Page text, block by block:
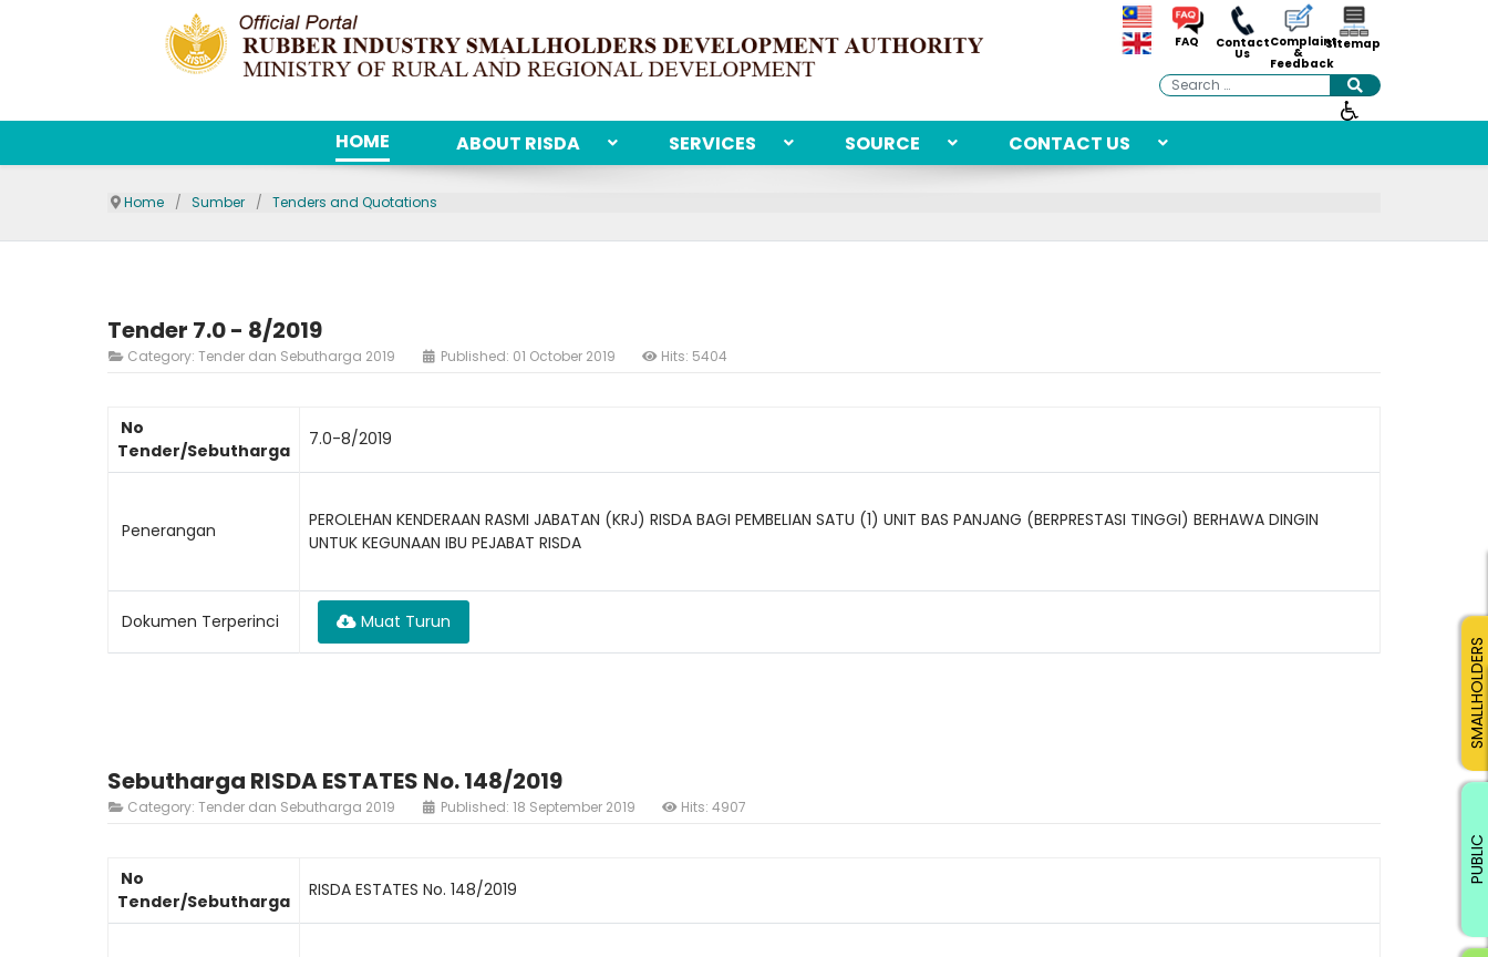
FAQ Contact
Us
Complaint
&
Feedback
Sitemap
Search
HOME ABOUT RISDA SERVICES SOURCE CONTACT US
Home Sumber Tenders and Quotations
Tender 7.0 - 8/2019
Category: Tender dan Sebutharga 2019 Published: 01 October 2019 Hits: 5404
No
Tender/Sebutharga
7.0-8/2019
Penerangan
PEROLEHAN KENDERAAN RASMI JABATAN (KRJ) RISDA BAGI PEMBELIAN SATU (1) UNIT BAS PANJANG (BERPRESTASI TINGGI) BERHAWA DINGIN
UNTUK KEGUNAAN IBU PEJABAT RISDA
Dokumen Terperinci Muat Turun
Sebutharga RISDA ESTATES No. 148/2019
Category: Tender dan Sebutharga 2019 Published: 18 September 2019 Hits: 4907
No
Tender/Sebutharga
RISDA ESTATES No. 148/2019
SMALLHOLDERS
PUBLIC